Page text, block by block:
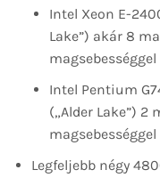
Intel Xeon E-
Lake”) akár 8
magsebességgel
Intel Pentium
(„Alder Lake”) 2
magsebességgel
Legfeljebb négy